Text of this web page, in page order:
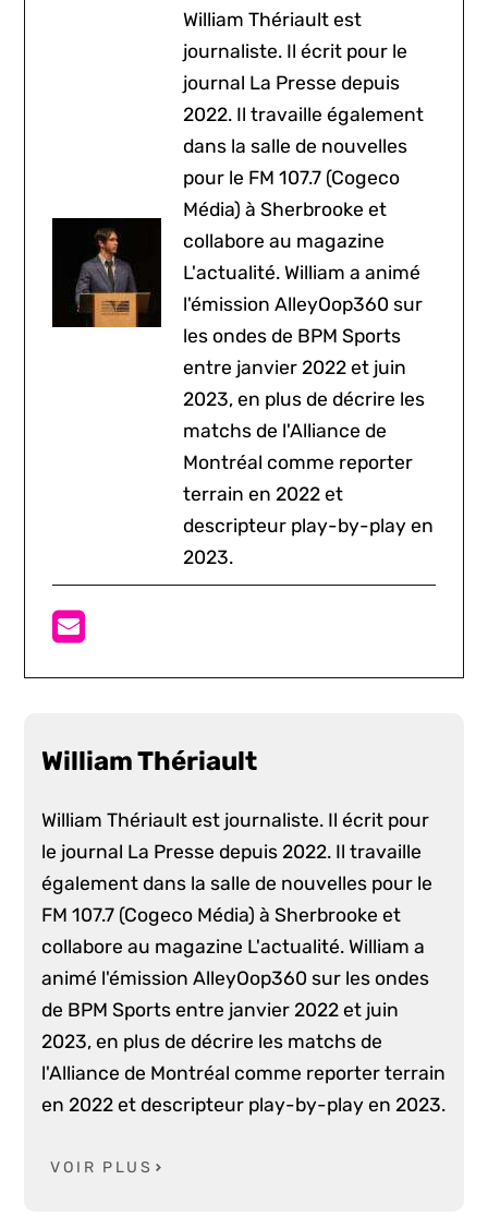
William Thériault est
journaliste. Il écrit pour le
journal La Presse depuis
2022. Il travaille également
dans la salle de nouvelles
pour le FM 107.7 (Cogeco
Média) à Sherbrooke et
collabore au magazine
L'actualité. William a animé
l'émission AlleyOop360 sur
les ondes de BPM Sports
entre janvier 2022 et juin
2023, en plus de décrire les
matchs de l'Alliance de
Montréal comme reporter
terrain en 2022 et
descripteur play-by-play en
2023.
William Thériault
William Thériault est journaliste. Il écrit pour
le journal La Presse depuis 2022. Il travaille
également dans la salle de nouvelles pour le
FM 107.7 (Cogeco Média) à Sherbrooke et
collabore au magazine L'actualité. William a
animé l'émission AlleyOop360 sur les ondes
de BPM Sports entre janvier 2022 et juin
2023, en plus de décrire les matchs de
l'Alliance de Montréal comme reporter terrain
en 2022 et descripteur play-by-play en 2023.
VOIR PLUS